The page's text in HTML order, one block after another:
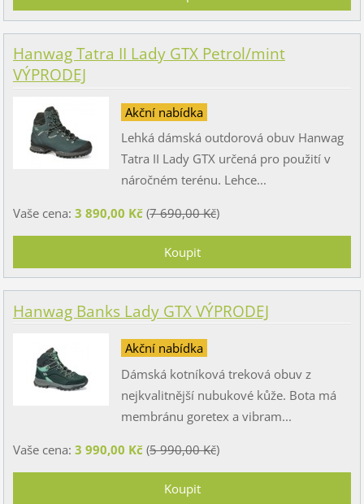
Hanwag Tatra II Lady GTX Petrol/mint
VÝPRODEJ
Akční nabídka
Lehká dámská outdorová obuv Hanwag
Tatra II Lady GTX určená pro použití v
náročném terénu. Lehce...
Vaše cena: 3 890,00 Kč(7 690,00 Kč)
Hanwag Banks Lady GTX VÝPRODEJ
Akční nabídka
Dámská kotníková treková obuv z
nejkvalitnější nubukové kůže. Bota má
membránu goretex a vibram...
Vaše cena: 3 990,00 Kč(5 990,00 Kč)